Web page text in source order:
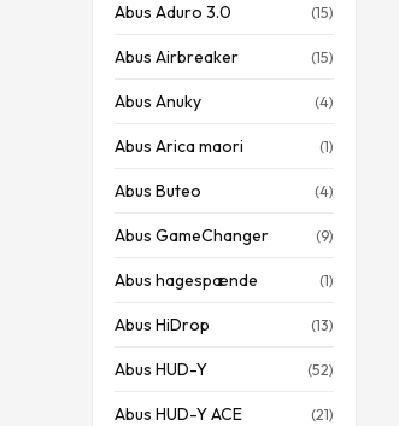
Abus Aduro 3.0 (15)
Abus Airbreaker (15)
Abus Anuky (4)
Abus Arica maori (1)
Abus Buteo (4)
Abus GameChanger (9)
Abus hagespænde (1)
Abus HiDrop (13)
Abus HUD-Y (52)
Abus HUD-Y ACE (21)